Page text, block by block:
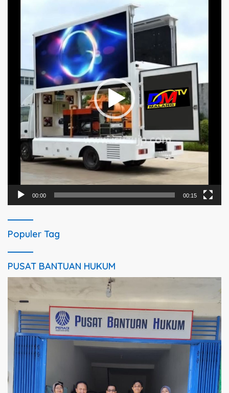
00:00 00:15
Populer Tag
PUSAT BANTUAN HUKUM